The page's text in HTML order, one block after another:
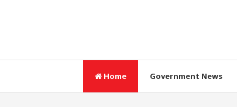
Home Government News